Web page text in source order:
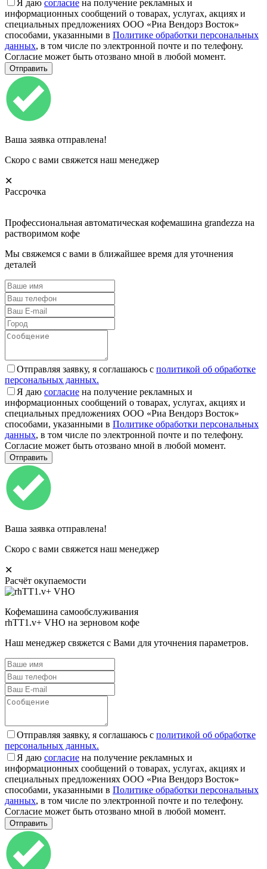
Я даю согласие на получение рекламных и
информационных сообщений о товарах, услугах, акциях и
специальных предложениях ООО «Риа Вендорз Восток»
способами, указанными в Политике обработки персональных
данных, в том числе по электронной почте и по телефону.
Согласие может быть отозвано мной в любой момент.
Ваша заявка отправлена!
Скоро с вами свяжется наш менеджер
✕
Рассрочка
Профессиональная автоматическая кофемашина grandezza на
растворимом кофе
Мы свяжемся с вами в ближайшее время для уточнения
деталей
Отправляя заявку, я соглашаюсь с политикой об обработке
персональных данных.
Я даю согласие на получение рекламных и
информационных сообщений о товарах, услугах, акциях и
специальных предложениях ООО «Риа Вендорз Восток»
способами, указанными в Политике обработки персональных
данных, в том числе по электронной почте и по телефону.
Согласие может быть отозвано мной в любой момент.
Ваша заявка отправлена!
Скоро с вами свяжется наш менеджер
✕
Расчёт окупаемости
Кофемашина самообслуживания
rhTT1.v+ VHO на зерновом кофе
Наш менеджер свяжется с Вами для уточнения параметров.
Отправляя заявку, я соглашаюсь с политикой об обработке
персональных данных.
Я даю согласие на получение рекламных и
информационных сообщений о товарах, услугах, акциях и
специальных предложениях ООО «Риа Вендорз Восток»
способами, указанными в Политике обработки персональных
данных, в том числе по электронной почте и по телефону.
Согласие может быть отозвано мной в любой момент.